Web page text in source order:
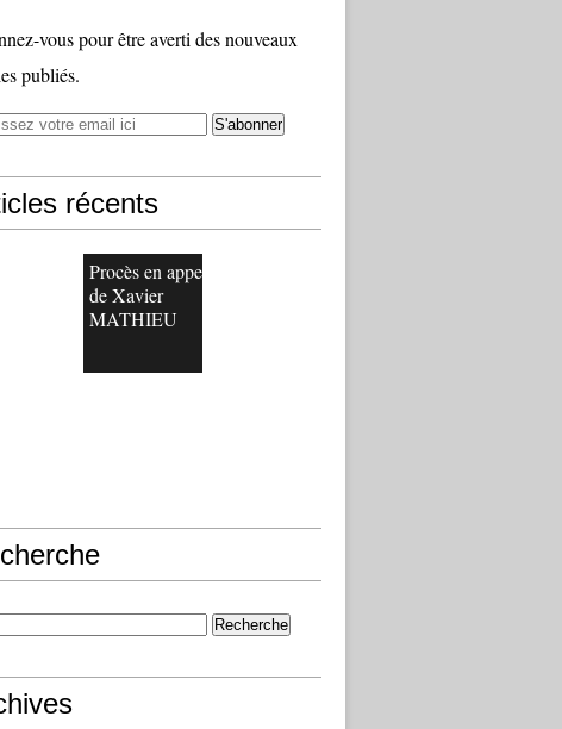
vous pour être averti des nouveaux
publiés.
récents
Procès en appel
de Xavier
MATHIEU